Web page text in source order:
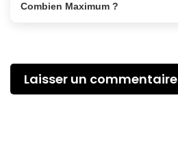
Combien Maximum ?
Laisser un commentaire